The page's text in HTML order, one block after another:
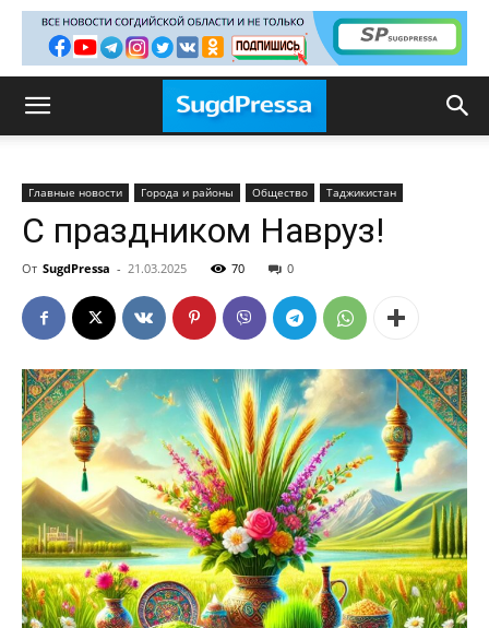
Главные новости Города и районы Общество Таджикистан
С праздником Навруз!
От SugdPressa - 21.03.2025 70 0